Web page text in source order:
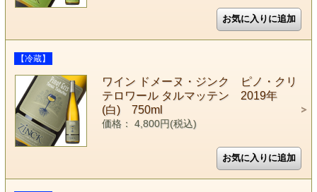
【冷蔵】
ワイン ドメーヌ・ジンク ピノ・クリ
テロワール タルマッテン 2019年
(白) 750ml
価格： 4,800円(税込)